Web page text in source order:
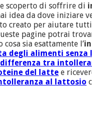
scoperto di soffrire di
idea da dove iniziare
creato per aiutare
pagine potrai
sia esattamente l’
degli alimenti senza
differenza tra
del latte e
al lattosio